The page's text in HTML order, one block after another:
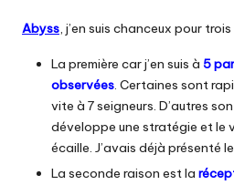
Abyss, j’en suis chanceux pour
La première car j’en suis à 5
observées. Certaines sont
vite à 7 seigneurs. D’autres
développe une stratégie et le
écaille. J’avais déjà présenté
La seconde raison est la